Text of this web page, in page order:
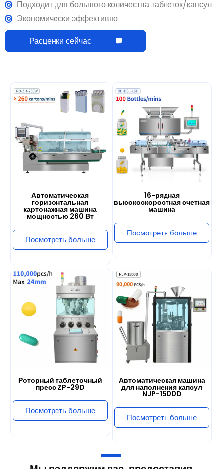
Расценки сейчас
Автоматическая
мощностью 260 Вт
Посмотреть больше
16-рядная
высокоскоростная счетная
Посмотреть больше
Роторный таблеточный
пресс ZP-29D
Посмотреть больше
Автоматическая машина
для наполнения капсул
Посмотреть больше
Мы поддержим вас, предоставив
комплексное обслуживание